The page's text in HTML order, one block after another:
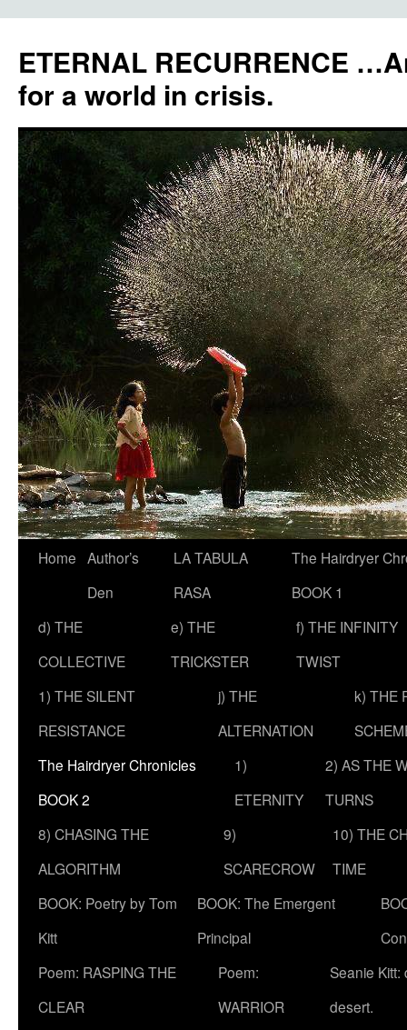
ETERNAL RECURRENCE
for a world in crisis.
Skip
content
Home Author’s
Den
LA TABULA
RASA
The Hairdryer
BOOK 1
d) THE
COLLECTIVE
e) THE
TRICKSTER
f) THE INFINITY
TWIST
1) THE SILENT
RESISTANCE
j) THE
ALTERNATION
k) THE
The Hairdryer Chronicles
BOOK 2
1)
ETERNITY
2) AS THE
TURNS
8) CHASING THE
ALGORITHM
9)
SCARECROW
10) THE
TIME
BOOK: Poetry by Tom
Kitt
BOOK: The Emergent
Principal
Poem: RASPING THE
CLEAR
Poem:
WARRIOR
Seanie Kitt:
desert.